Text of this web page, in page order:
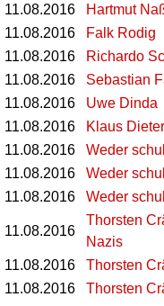
11.08.2016
Hartmut
11.08.2016
Falk Rodig
11.08.2016
Richardo
11.08.2016
Sebastian
11.08.2016
Uwe Dinda
11.08.2016
Klaus
11.08.2016
Weder
11.08.2016
Weder
11.08.2016 Weder
11.08.2016
Thorsten
Nazis
11.08.2016
Thorsten
11.08.2016
Thorsten